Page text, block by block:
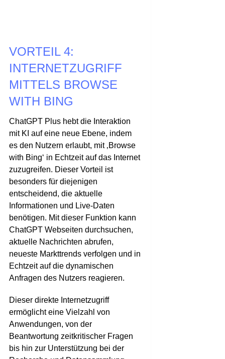
VORTEIL 4:
INTERNETZUGRIFF
MITTELS BROWSE
WITH BING
ChatGPT Plus hebt die Interaktion
mit KI auf eine neue Ebene, indem
es den Nutzern erlaubt, mit ‚Browse
with Bing‘ in Echtzeit auf das Internet
zuzugreifen. Dieser Vorteil ist
besonders für diejenigen
entscheidend, die aktuelle
Informationen und Live-Daten
benötigen. Mit dieser Funktion kann
ChatGPT Webseiten durchsuchen,
aktuelle Nachrichten abrufen,
neueste Markttrends verfolgen und in
Echtzeit auf die dynamischen
Anfragen des Nutzers reagieren.
Dieser direkte Internetzugriff
ermöglicht eine Vielzahl von
Anwendungen, von der
Beantwortung zeitkritischer Fragen
bis hin zur Unterstützung bei der